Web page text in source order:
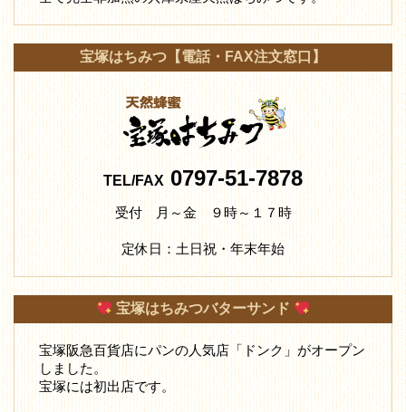
宝塚はちみつ【電話・FAX注文窓口】
TEL/FAX0797-51-7878
受付 月～金 ９時～１７時
定休日：土日祝・年末年始
宝塚はちみつバターサンド
宝塚阪急百貨店にパンの人気店「ドンク」がオープン
しました。
宝塚には初出店です。